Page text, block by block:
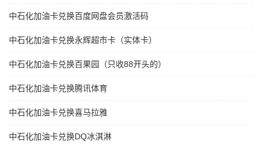
中石化加油卡兑换百度网盘会员激活码
中石化加油卡兑换永辉超市卡（实体卡）
中石化加油卡兑换百果园（只收88开头的）
中石化加油卡兑换腾讯体育
中石化加油卡兑换喜马拉雅
中石化加油卡兑换DQ冰淇淋